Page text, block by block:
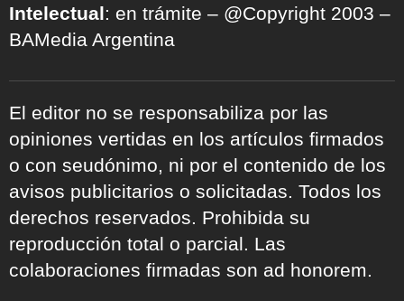
Intelectual: en trámite – @Copyright 2003 –
BAMedia Argentina
El editor no se responsabiliza por las
opiniones vertidas en los artículos firmados
o con seudónimo, ni por el contenido de los
avisos publicitarios o solicitadas. Todos los
derechos reservados. Prohibida su
reproducción total o parcial. Las
colaboraciones firmadas son ad honorem.